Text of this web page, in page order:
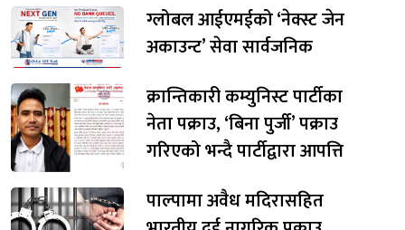
ग्लोबल आईएमईको ‘नेक्स्ट जेन
अकाउन्ट’ सेवा सार्वजनिक
क्रान्तिकारी कम्युनिस्ट पार्टीका
नेता पक्राउ, ‘बिना पुर्जी’ पक्राउ
गरिएको भन्दै पार्टीद्वारा आपत्ति
पाल्पामा अवैध मदिरासहित